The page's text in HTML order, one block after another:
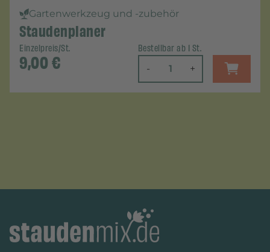
Gartenwerkzeug und -zubehör
Staudenplaner
Einzelpreis/St.
9,00€
Bestellbar ab 1 St.
- +